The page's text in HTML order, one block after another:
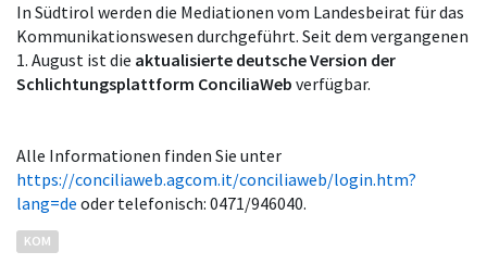
In Südtirol werden die Mediationen vom Landesbeirat für das
Kommunikationswesen durchgeführt. Seit dem vergangenen
1. August ist die aktualisierte deutsche Version der
Schlichtungsplattform ConciliaWeb verfügbar.
Alle Informationen finden Sie unter
https://conciliaweb.agcom.it/conciliaweb/login.htm?
lang=de oder telefonisch: 0471/946040.
KOM